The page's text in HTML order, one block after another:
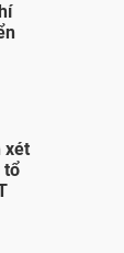
xét
tổ